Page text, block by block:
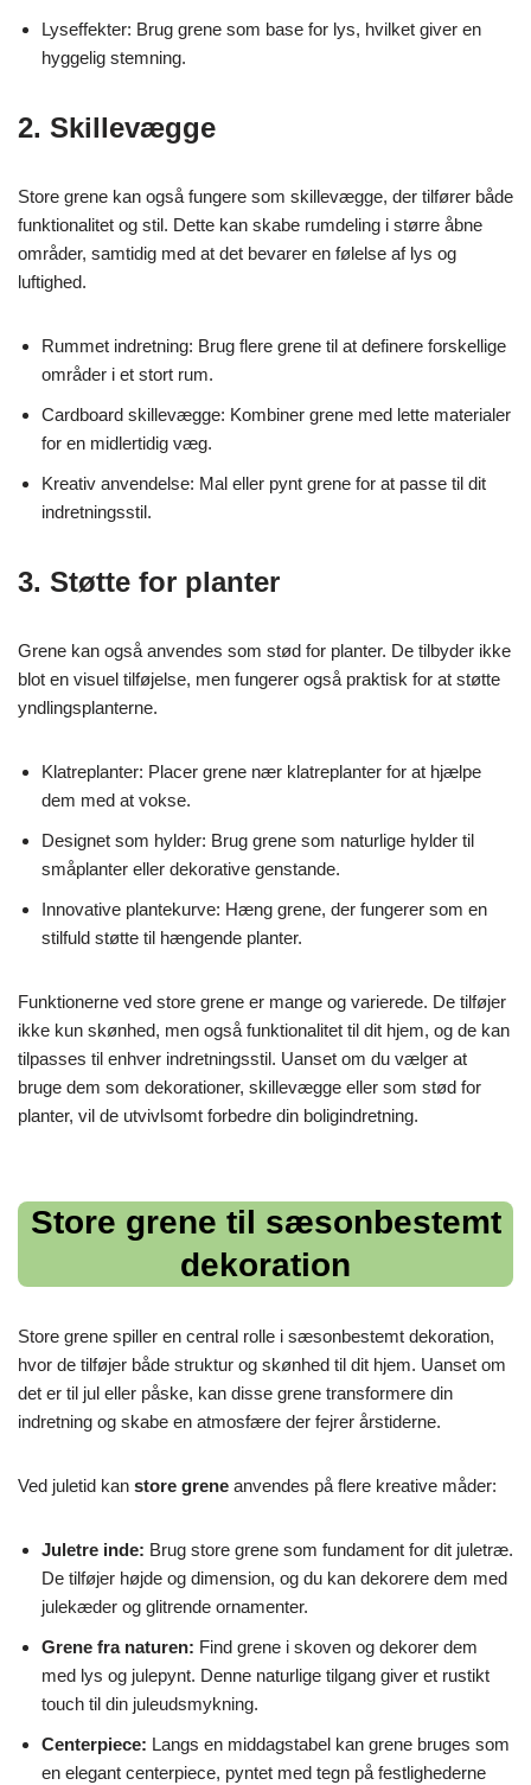
Lyseffekter: Brug grene som base for lys, hvilket giver en
hyggelig stemning.
2. Skillevægge
Store grene kan også fungere som skillevægge, der tilfører både
funktionalitet og stil. Dette kan skabe rumdeling i større åbne
områder, samtidig med at det bevarer en følelse af lys og
luftighed.
Rummet indretning: Brug flere grene til at definere forskellige
områder i et stort rum.
Cardboard skillevægge: Kombiner grene med lette materialer
for en midlertidig væg.
Kreativ anvendelse: Mal eller pynt grene for at passe til dit
indretningsstil.
3. Støtte for planter
Grene kan også anvendes som stød for planter. De tilbyder ikke
blot en visuel tilføjelse, men fungerer også praktisk for at støtte
yndlingsplanterne.
Klatreplanter: Placer grene nær klatreplanter for at hjælpe
dem med at vokse.
Designet som hylder: Brug grene som naturlige hylder til
småplanter eller dekorative genstande.
Innovative plantekurve: Hæng grene, der fungerer som en
stilfuld støtte til hængende planter.
Funktionerne ved store grene er mange og varierede. De tilføjer
ikke kun skønhed, men også funktionalitet til dit hjem, og de kan
tilpasses til enhver indretningsstil. Uanset om du vælger at
bruge dem som dekorationer, skillevægge eller som stød for
planter, vil de utvivlsomt forbedre din boligindretning.
Store grene til sæsonbestemt
dekoration
Store grene spiller en central rolle i sæsonbestemt dekoration,
hvor de tilføjer både struktur og skønhed til dit hjem. Uanset om
det er til jul eller påske, kan disse grene transformere din
indretning og skabe en atmosfære der fejrer årstiderne.
Ved juletid kan store grene anvendes på flere kreative måder:
Juletre inde: Brug store grene som fundament for dit juletræ.
De tilføjer højde og dimension, og du kan dekorere dem med
julekæder og glitrende ornamenter.
Grene fra naturen: Find grene i skoven og dekorer dem
med lys og julepynt. Denne naturlige tilgang giver et rustikt
touch til din juleudsmykning.
Centerpiece: Langs en middagstabel kan grene bruges som
en elegant centerpiece, pyntet med tegn på festlighederne